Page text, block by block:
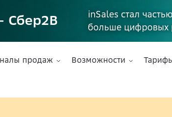
Сбер2B
inSales стал
больше цифровых
продаж Возможности